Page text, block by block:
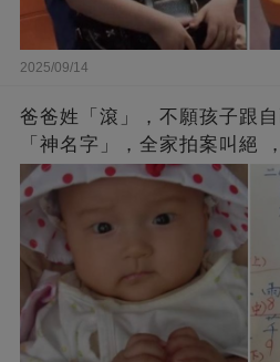
2025/09/14
爸爸姓「滾」，不願孩子跟
「神名字」，全家拍案叫絕